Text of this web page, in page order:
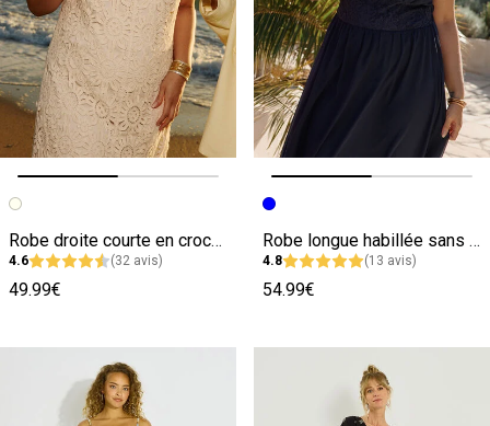
Image précédente
Image suivante
Robe droite courte en crochet
4.6 (32 avis)
49.99€
Image précédente
Image suivante
Robe longue habillée sans manches
4.8 (13 avis)
54.99€